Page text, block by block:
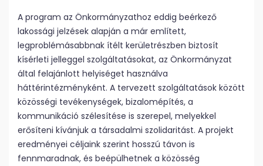
A program az Önkormányzathoz eddig beérkező
lakossági jelzések alapján a már említett,
legproblémásabbnak ítélt kerületrészben biztosít
kísérleti jelleggel szolgáltatásokat, az Önkormányzat
által felajánlott helyiséget használva
háttérintézményként. A tervezett szolgáltatások között
közösségi tevékenységek, bizalomépítés, a
kommunikáció szélesítése is szerepel, melyekkel
erősíteni kívánjuk a társadalmi szolidaritást. A projekt
eredményei céljaink szerint hosszú távon is
fennmaradnak, és beépülhetnek a közösség